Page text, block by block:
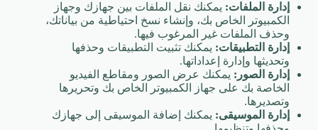
إدارة الملفات: يمكنك نقل الملفات بين جهازك وجهاز
الكمبيوتر الخاص بك، وإنشاء نسخ احتياطية من بياناتك،
وحذف الملفات غير المرغوب فيها.
إدارة التطبيقات: يمكنك تثبيت التطبيقات وحذفها
وتحديثها وإدارة إعداداتها.
إدارة الصور: يمكنك عرض الصور ومقاطع الفيديو
الخاصة بك على جهاز الكمبيوتر الخاص بك وتحريرها
وتصديرها.
إدارة الموسيقى: يمكنك إضافة الموسيقى إلى جهازك